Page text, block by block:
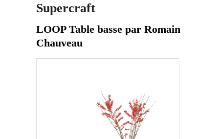
Supercraft
LOOP Table basse par Romain
Chauveau